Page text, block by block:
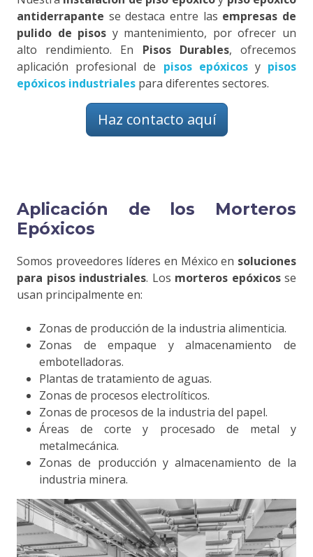
antiderrapante se destaca entre las empresas de
pulido de pisos y mantenimiento, por ofrecer un
alto rendimiento. En Pisos Durables, ofrecemos
aplicación profesional de pisos epóxicosy pisos
epóxicos industriales para diferentes sectores.
Haz contacto aquí
Aplicación de los Morteros
Epóxicos
Somos proveedores líderes en México en soluciones
para pisos industriales. Los morteros epóxicosse
usan principalmente en:
Zonas de producción de la industria alimenticia.
Zonas de empaque y almacenamiento de
embotelladoras.
Plantas de tratamiento de aguas.
Zonas de procesos electrolíticos.
Zonas de procesos de la industria del papel.
Áreas de corte y procesado de metal y
metalmecánica.
Zonas de producción y almacenamiento de la
industria minera.